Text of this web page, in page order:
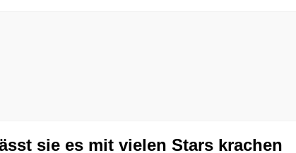
sie es mit vielen Stars krachen